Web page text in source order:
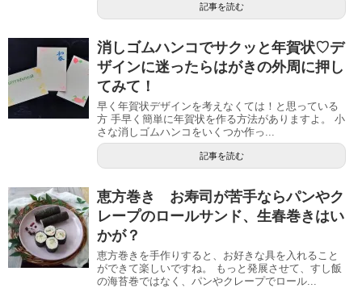
記事を読む
消しゴムハンコでサクッと年賀状♡デ
ザインに迷ったらはがきの外周に押し
てみて！
早く年賀状デザインを考えなくては！と思っている
方 手早く簡単に年賀状を作る方法がありますよ。 小
さな消しゴムハンコをいくつか作っ...
記事を読む
恵方巻き お寿司が苦手ならパンやク
レープのロールサンド、生春巻きはい
かが？
恵方巻きを手作りすると、お好きな具を入れること
ができて楽しいですね。 もっと発展させて、すし飯
の海苔巻ではなく、パンやクレープでロール...